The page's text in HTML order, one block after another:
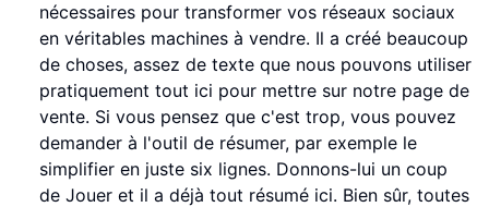
nécessaires pour transformer vos réseaux sociaux
en véritables machines à vendre. Il a créé beaucoup
de choses, assez de texte que nous pouvons utiliser
pratiquement tout ici pour mettre sur notre page de
vente. Si vous pensez que c'est trop, vous pouvez
demander à l'outil de résumer, par exemple le
simplifier en juste six lignes. Donnons-lui un coup
de Jouer et il a déjà tout résumé ici. Bien sûr, toutes